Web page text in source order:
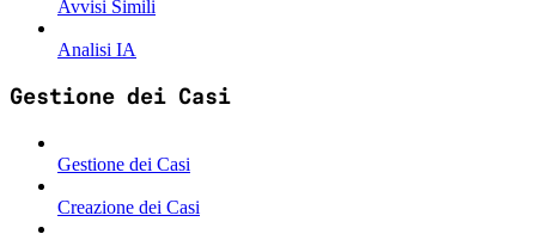
Avvisi Simili
Analisi IA
Gestione dei Casi
Gestione dei Casi
Creazione dei Casi